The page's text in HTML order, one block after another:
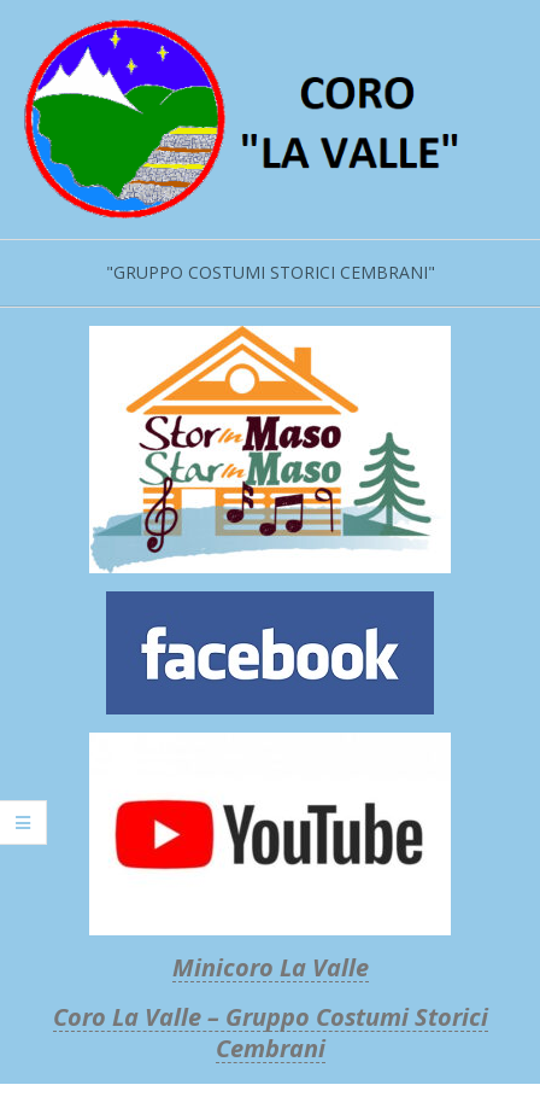
contenuto
"GRUPPO COSTUMI STORICI CEMBRANI"
Minicoro La Valle
Coro La Valle – Gruppo Costumi Storici
Cembrani